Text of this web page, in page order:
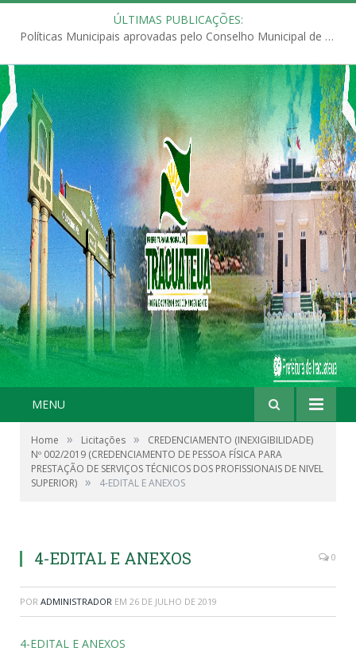
ÚLTIMAS PUBLICAÇÕES:
Políticas Municipais aprovadas pelo Conselho Municipal de Educação (CME)
MENU
Home » Licitações »
CREDENCIAMENTO (INEXIGIBILIDADE)
Nº 002/2019 (CREDENCIAMENTO DE PESSOA FÍSICA PARA
PRESTAÇÃO DE SERVIÇOS TÉCNICOS DOS PROFISSIONAIS DE NIVEL
SUPERIOR) » 4-EDITAL E ANEXOS
4-EDITAL E ANEXOS 0
POR ADMINISTRADOR EM 26 DE JULHO DE 2019
4-EDITAL E ANEXOS